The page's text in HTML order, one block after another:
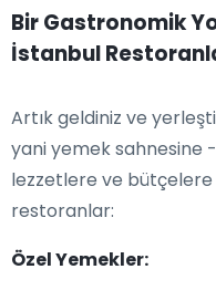
Bir Gastronomik
İstanbul
Artık geldiniz ve
yani yemek sahnesine
lezzetlere ve
restoranlar:
Özel Yemekler: